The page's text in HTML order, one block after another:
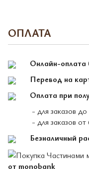
ОПЛАТА
Онлайн-оплата
Перевод на
Оплата при
- для заказов
- для заказов
Безналичный
от monobank